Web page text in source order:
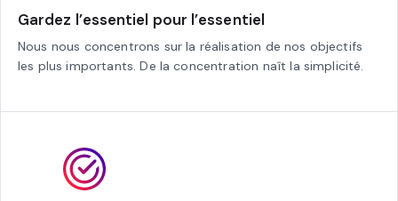
Gardez l’essentiel pour l’essentiel
Nous nous concentrons sur la réalisation de nos objectifs
les plus importants. De la concentration naît la simplicité.